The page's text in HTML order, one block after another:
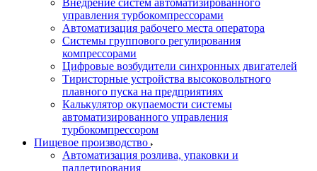
Внедрение систем автоматизированного
управления турбокомпрессорами
Автоматизация рабочего места оператора
Системы группового регулирования
компрессорами
Цифровые возбудители синхронных двигателей
Тиристорные устройства высоковольтного
плавного пуска на предприятиях
Калькулятор окупаемости системы
автоматизированного управления
турбокомпрессором
Пищевое производство
Автоматизация розлива, упаковки и
паллетирования